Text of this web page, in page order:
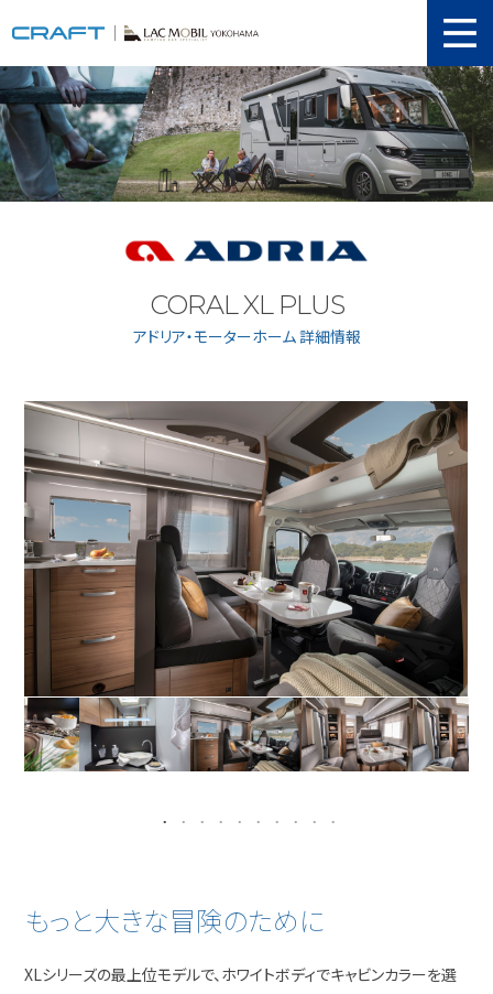
ニュース
取り扱い新車
当店在庫情報
動画紹介
ユーザーボイス
イベント
CORAL XL PLUS
アドリア・モーターホーム 詳細情報
もっと大きな冒険のために
XLシリーズの最上位モデルで、ホワイトボディでキャビンカラーを選